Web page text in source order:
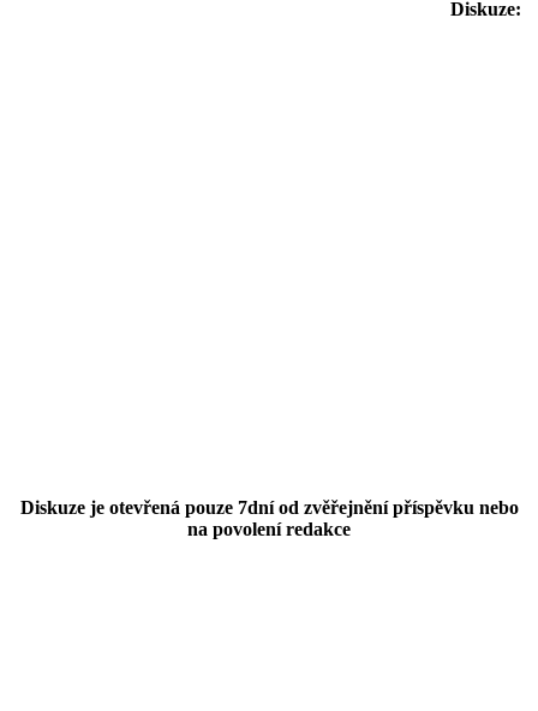
Diskuze:
Diskuze je otevřená pouze 7dní od zvěřejnění příspěvku nebo
na povolení redakce